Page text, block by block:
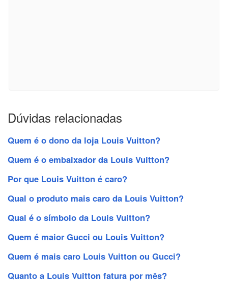
Dúvidas relacionadas
Quem é o dono da loja Louis Vuitton?
Quem é o embaixador da Louis Vuitton?
Por que Louis Vuitton é caro?
Qual o produto mais caro da Louis Vuitton?
Qual é o símbolo da Louis Vuitton?
Quem é maior Gucci ou Louis Vuitton?
Quem é mais caro Louis Vuitton ou Gucci?
Quanto a Louis Vuitton fatura por mês?